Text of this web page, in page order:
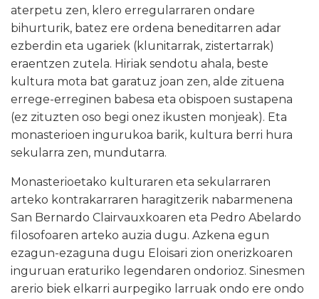
aterpetu zen, klero erregularraren ondare
bihurturik, batez ere ordena beneditarren adar
ezberdin eta ugariek (klunitarrak, zistertarrak)
eraentzen zutela. Hiriak sendotu ahala, beste
kultura mota bat garatuz joan zen, alde zituena
errege-erreginen babesa eta obispoen sustapena
(ez zituzten oso begi onez ikusten monjeak). Eta
monasterioen ingurukoa barik, kultura berri hura
sekularra zen, mundutarra.
Monasterioetako kulturaren eta sekularraren
arteko kontrakarraren haragitzerik nabarmenena
San Bernardo Clairvauxkoaren eta Pedro Abelardo
filosofoaren arteko auzia dugu. Azkena egun
ezagun-ezaguna dugu Eloisari zion onerizkoaren
inguruan eraturiko legendaren ondorioz. Sinesmen
arerio biek elkarri aurpegiko larruak ondo ere ondo